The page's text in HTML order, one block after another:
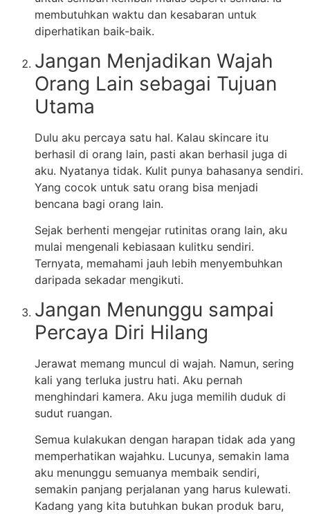
membutuhkan waktu dan kesabaran untuk
diperhatikan baik-baik.
Jangan Menjadikan Wajah
Orang Lain sebagai Tujuan
Utama
Dulu aku percaya satu hal. Kalau skincare itu
berhasil di orang lain, pasti akan berhasil juga di
aku. Nyatanya tidak. Kulit punya bahasanya sendiri.
Yang cocok untuk satu orang bisa menjadi
bencana bagi orang lain.
Sejak berhenti mengejar rutinitas orang lain, aku
mulai mengenali kebiasaan kulitku sendiri.
Ternyata, memahami jauh lebih menyembuhkan
daripada sekadar mengikuti.
Jangan Menunggu sampai
Percaya Diri Hilang
Jerawat memang muncul di wajah. Namun, sering
kali yang terluka justru hati. Aku pernah
menghindari kamera. Aku juga memilih duduk di
sudut ruangan.
Semua kulakukan dengan harapan tidak ada yang
memperhatikan wajahku. Lucunya, semakin lama
aku menunggu semuanya membaik sendiri,
semakin panjang perjalanan yang harus kulewati.
Kadang yang kita butuhkan bukan produk baru,